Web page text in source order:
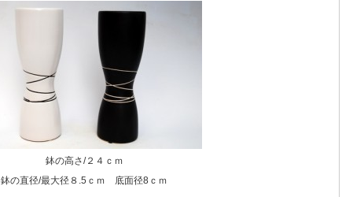
鉢の高さ/２４ｃｍ
鉢の直径/最大径８.5ｃｍ 底面径8ｃｍ